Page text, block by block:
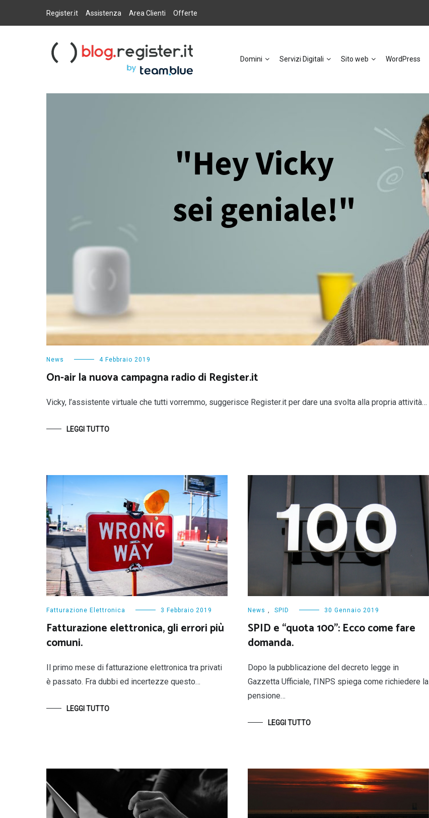
contenuto
Register.it Assistenza Area Clienti Offerte
Domini Servizi Digitali Sito web WordPress
News 4 Febbraio 2019
On-air la nuova campagna radio di Register.it
Vicky, l’assistente virtuale che tutti vorremmo, suggerisce Register.it per dare una svolta alla propria attività…
LEGGI TUTTO
Fatturazione Elettronica 3 Febbraio 2019
Fatturazione elettronica, gli errori più
comuni.
Il primo mese di fatturazione elettronica tra privati
è passato. Fra dubbi ed incertezze questo…
LEGGI TUTTO
News , SPID 30 Gennaio 2019
SPID e “quota 100”: Ecco come fare
domanda.
Dopo la pubblicazione del decreto legge in
Gazzetta Ufficiale, l’INPS spiega come richiedere la
pensione…
LEGGI TUTTO